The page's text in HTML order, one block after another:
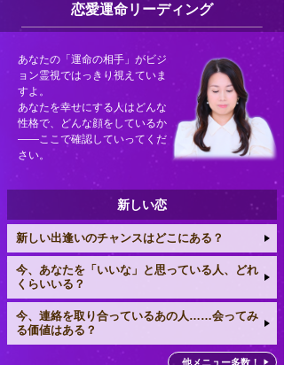
恋愛運命リーディング
あなたの「運命の相手」がビジ
ョン霊視ではっきり視えていま
すよ。
あなたを幸せにする人はどんな
性格で、どんな顔をしているか
――ここで確認していってくだ
さい。
新しい恋
新しい出逢いのチャンスはどこにある？
今、あなたを「いいな」と思っている人、どれ
くらいいる？
今、連絡を取り合っているあの人……会ってみ
る価値はある？
他メニュー多数！